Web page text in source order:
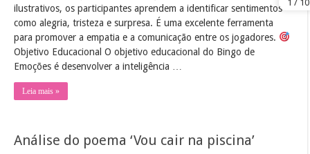
ilustrativos, os participantes aprendem a identificar sentimentos
como alegria, tristeza e surpresa. É uma excelente ferramenta
para promover a empatia e a comunicação entre os jogadores.
Objetivo Educacional O objetivo educacional do Bingo de
Emoções é desenvolver a inteligência …
Leia mais »
Análise do poema ‘Vou cair na piscina’